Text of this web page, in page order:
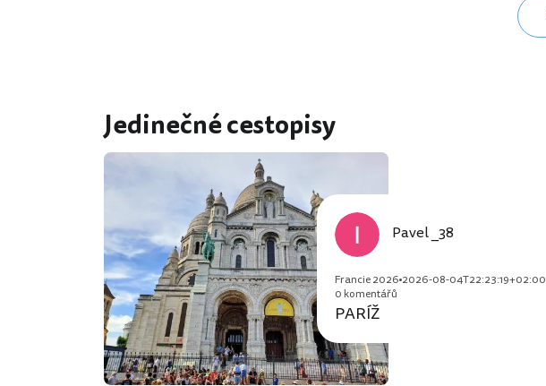
Jedinečné cestopisy
Pavel _38
Francie 2026 2026-08-04T22:23:19+02:00
0 komentářů
PARÍŽ